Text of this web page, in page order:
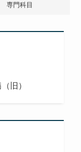
専門科目
旧）